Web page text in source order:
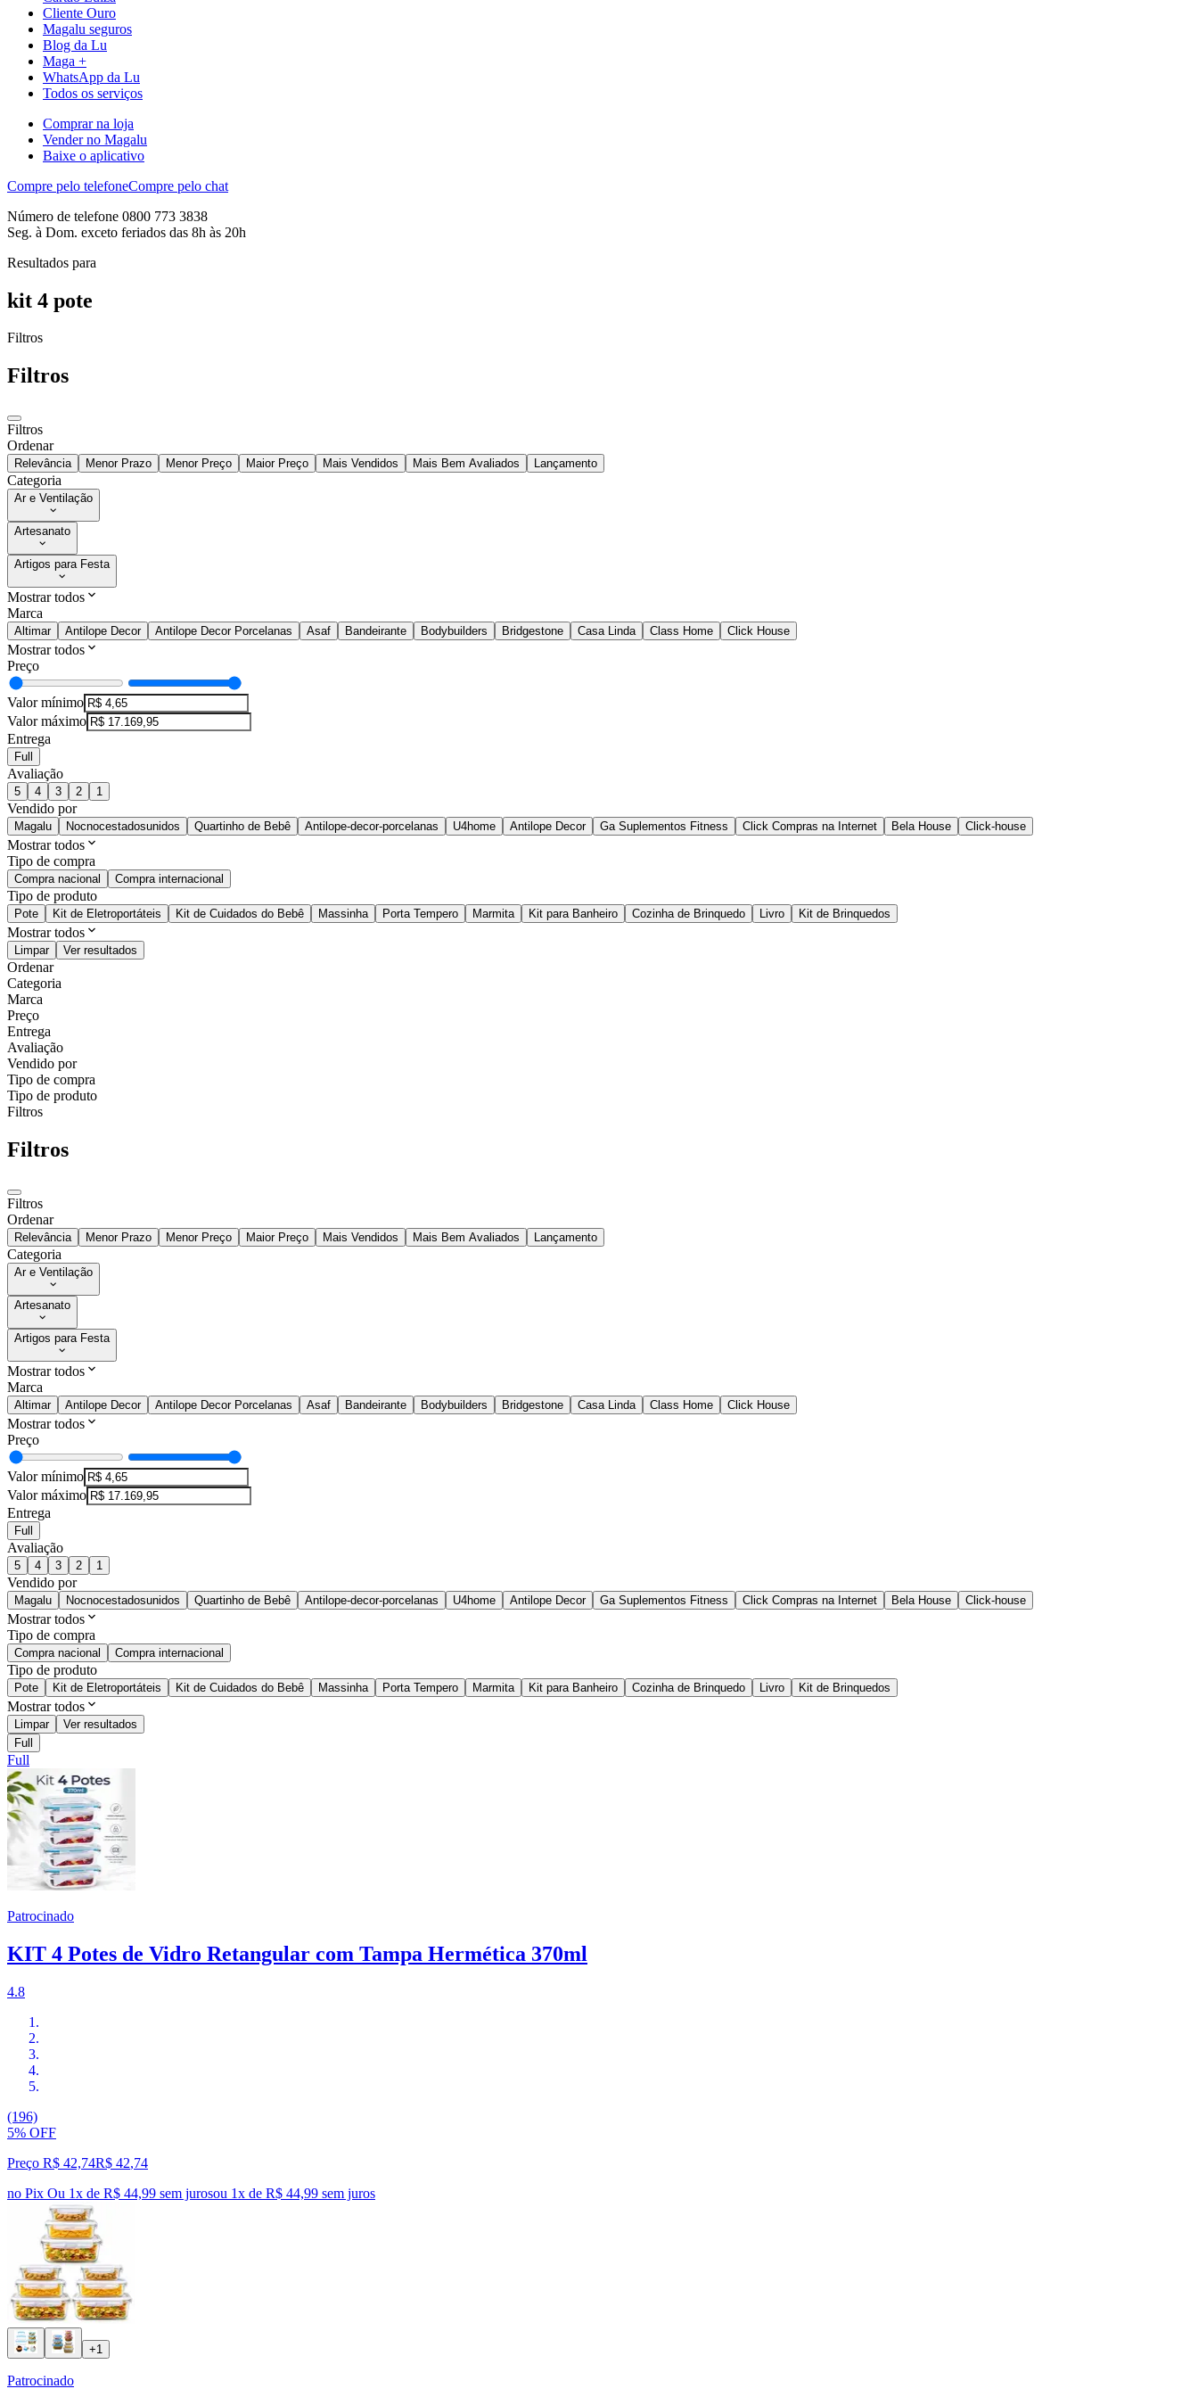
Cliente Ouro
Magalu seguros
Blog da Lu
Maga +
WhatsApp da Lu
Todos os serviços
Comprar na loja
Vender no Magalu
Baixe o aplicativo
Compre pelo telefoneCompre pelo chat
Número de telefone 0800 773 3838
Seg. à Dom. exceto feriados das 8h às 20h
Resultados para
kit 4 pote
Filtros
Filtros
Filtros
Ordenar
Relevância Menor Prazo Menor Preço Maior Preço Mais Vendidos Mais Bem Avaliados Lançamento
Categoria
Ar e Ventilação
Artesanato
Artigos para Festa
Mostrar todos
Marca
Altimar Antilope Decor Antilope Decor Porcelanas Asaf Bandeirante Bodybuilders Bridgestone Casa Linda Class Home Click House
Mostrar todos
Preço
Valor mínimo
Valor máximo
Entrega
Full
Avaliação
5 4 3 2 1
Vendido por
Magalu Nocnocestadosunidos Quartinho de Bebê Antilope-decor-porcelanas U4home Antilope Decor Ga Suplementos Fitness Click Compras na Internet Bela House Click-house
Mostrar todos
Tipo de compra
Compra nacional Compra internacional
Tipo de produto
Pote Kit de Eletroportáteis Kit de Cuidados do Bebê Massinha Porta Tempero Marmita Kit para Banheiro Cozinha de Brinquedo Livro Kit de Brinquedos
Mostrar todos
Limpar Ver resultados
Ordenar
Categoria
Marca
Preço
Entrega
Avaliação
Vendido por
Tipo de compra
Tipo de produto
Filtros
Filtros
Filtros
Ordenar
Relevância Menor Prazo Menor Preço Maior Preço Mais Vendidos Mais Bem Avaliados Lançamento
Categoria
Ar e Ventilação
Artesanato
Artigos para Festa
Mostrar todos
Marca
Altimar Antilope Decor Antilope Decor Porcelanas Asaf Bandeirante Bodybuilders Bridgestone Casa Linda Class Home Click House
Mostrar todos
Preço
Valor mínimo
Valor máximo
Entrega
Full
Avaliação
5 4 3 2 1
Vendido por
Magalu Nocnocestadosunidos Quartinho de Bebê Antilope-decor-porcelanas U4home Antilope Decor Ga Suplementos Fitness Click Compras na Internet Bela House Click-house
Mostrar todos
Tipo de compra
Compra nacional Compra internacional
Tipo de produto
Pote Kit de Eletroportáteis Kit de Cuidados do Bebê Massinha Porta Tempero Marmita Kit para Banheiro Cozinha de Brinquedo Livro Kit de Brinquedos
Mostrar todos
Limpar
Ver resultados
Full
Full
Patrocinado
KIT 4 Potes de Vidro Retangular com Tampa Hermética 370ml
4.8
(196)
5% OFF
Preço R$ 42,74R$ 42,74
no Pix Ou 1x de R$ 44,99 sem jurosou 1x de R$ 44,99 sem juros
+1
Patrocinado